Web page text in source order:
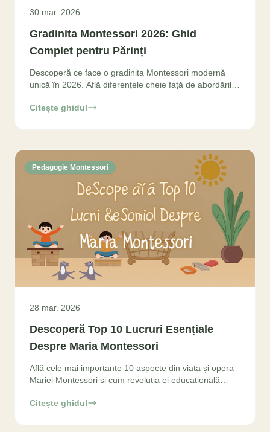
30 mar. 2026
Gradinita Montessori 2026: Ghid
Complet pentru Părinți
Descoperă ce face o gradinita Montessori modernă
unică în 2026. Află diferențele cheie față de abordările
Citește ghidul
Pedagogie Montessori
28 mar. 2026
Descoperă Top 10 Lucruri Esențiale
Despre Maria Montessori
Află cele mai importante 10 aspecte din viața și opera
Mariei Montessori și cum revoluția ei educațională
Citește ghidul